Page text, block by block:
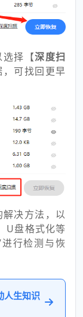
选择【深度扫
可找回更早
决方法，以
U盘格式化等
进行检测与恢
人生知识